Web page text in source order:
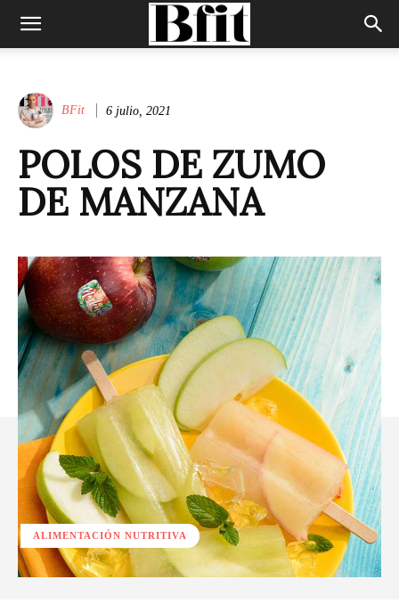
BFit 6 julio, 2021
POLOS DE ZUMO
DE MANZANA
ALIMENTACIÓN NUTRITIVA